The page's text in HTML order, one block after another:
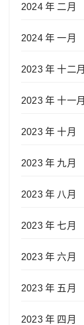
2024 年 二月
2024 年 一月
2023 年 十二月
2023 年 十一月
2023 年 十月
2023 年 九月
2023 年 八月
2023 年 七月
2023 年 六月
2023 年 五月
2023 年 四月